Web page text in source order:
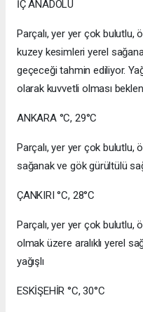
İÇ ANADOLU
Parçalı, yer yer çok bulutlu,
kuzey kesimleri yerel
geçeceği tahmin ediliyor.
olarak kuvvetli olması
ANKARA °C, 29°C
Parçalı, yer yer çok bulutlu,
sağanak ve gök gürültülü
ÇANKIRI °C, 28°C
Parçalı, yer yer çok bulutlu,
olmak üzere aralıklı yerel
yağışlı
ESKİŞEHİR °C, 30°C